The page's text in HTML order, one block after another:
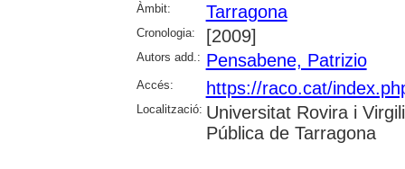
Àmbit: Tarragona
Cronologia: [2009]
Autors add.: Pensabene, Patrizio
Accés: https://raco.cat/
Localització: Universitat Rovira i
Pública de Tarragona